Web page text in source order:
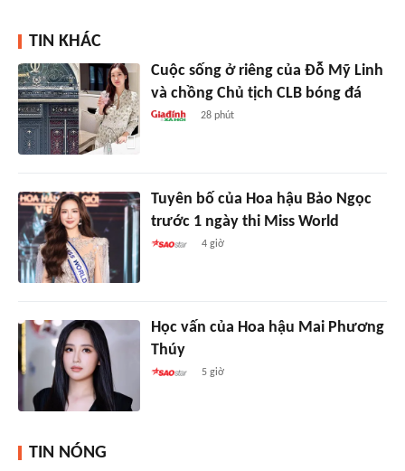
TIN KHÁC
Cuộc sống ở riêng của Đỗ Mỹ Linh
và chồng Chủ tịch CLB bóng đá
28 phút
Tuyên bố của Hoa hậu Bảo Ngọc
trước 1 ngày thi Miss World
4 giờ
Học vấn của Hoa hậu Mai Phương
Thúy
5 giờ
TIN NÓNG